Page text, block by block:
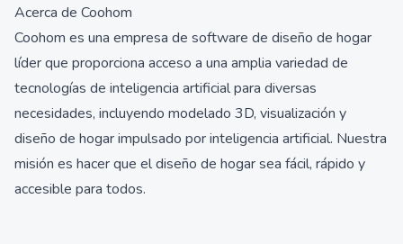
Acerca de Coohom
Coohom es una empresa de software de diseño de hogar
líder que proporciona acceso a una amplia variedad de
tecnologías de inteligencia artificial para diversas
necesidades, incluyendo modelado 3D, visualización y
diseño de hogar impulsado por inteligencia artificial. Nuestra
misión es hacer que el diseño de hogar sea fácil, rápido y
accesible para todos.